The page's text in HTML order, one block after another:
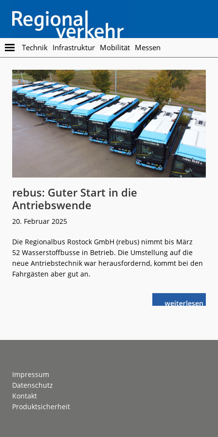
main
content
footer
Regionalverkehr
Die
Fachzeitschrift
den
Öffentlichen
Personennahverkehr
Technik Infrastruktur Mobilität Messen
rebus: Guter Start in die
Antriebswende
20. Februar 2025
Die Regionalbus Rostock GmbH (rebus) nimmt bis März
52 Wasserstoffbusse in Betrieb. Die Umstellung auf die
neue Antriebstechnik war herausfordernd, kommt bei den
Fahrgästen aber gut an.
weiterlese
nrebus:
Impressum
Datenschutz
Kontakt
Produktsicherheit